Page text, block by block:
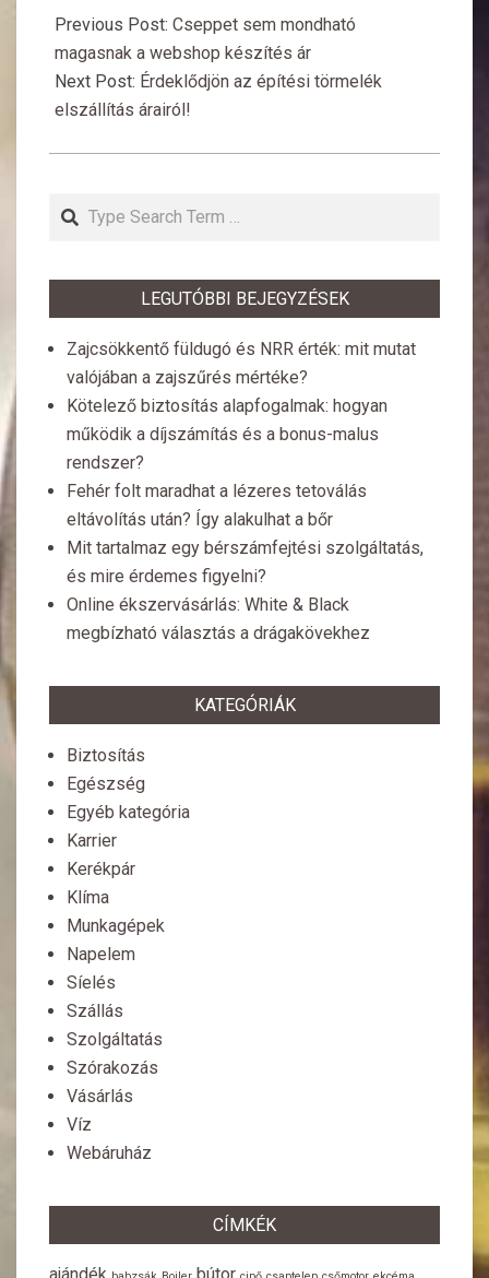
03-
20
Previous Post: Cseppet sem mondható
magasnak a webshop készítés ár
Next Post: Érdeklődjön az építési törmelék
elszállítás árairól!
Search
LEGUTÓBBI BEJEGYZÉSEK
Zajcsökkentő füldugó és NRR érték: mit mutat
valójában a zajszűrés mértéke?
Kötelező biztosítás alapfogalmak: hogyan
működik a díjszámítás és a bonus-malus
rendszer?
Fehér folt maradhat a lézeres tetoválás
eltávolítás után? Így alakulhat a bőr
Mit tartalmaz egy bérszámfejtési szolgáltatás,
és mire érdemes figyelni?
Online ékszervásárlás: White & Black
megbízható választás a drágakövekhez
KATEGÓRIÁK
Biztosítás
Egészség
Egyéb kategória
Karrier
Kerékpár
Klíma
Munkagépek
Napelem
Síelés
Szállás
Szolgáltatás
Szórakozás
Vásárlás
Víz
Webáruház
CÍMKÉK
ajándék bútor